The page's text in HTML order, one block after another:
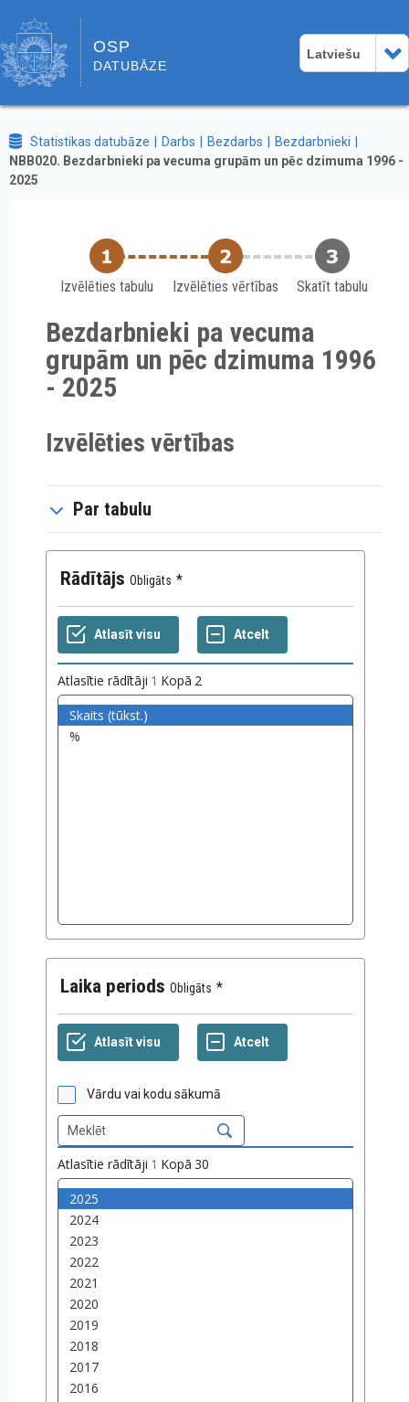
OSP
DATUBĀZE
Latviešu
Statistikas datubāze Darbs Bezdarbs
Bezdarbnieki
NBB020. Bezdarbnieki pa vecuma grupām un pēc dzimuma 1996 -
2025
Izvēlēties tabulu Izvēlēties vērtības Skatīt tabulu
Bezdarbnieki pa vecuma
grupām un pēc dzimuma 1996
- 2025
Izvēlēties vērtības
Par tabulu
Rādītājs Obligāts
Atlasītie rādītāji 1 Kopā 2
Laika periods Obligāts
Vārdu vai kodu sākumā
Atlasītie rādītāji 1 Kopā 30